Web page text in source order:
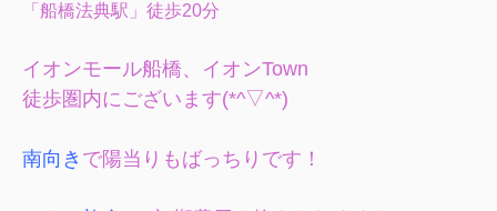
「船橋法典駅」徒歩20分
イオンモール船橋、イオンTown
徒歩圏内にございます(*^▽^*)
南向き で陽当りもばっちりです！